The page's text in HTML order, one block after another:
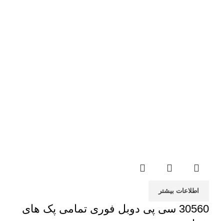
اطلاعات بیشتر
30560 سی پی دوبل فوری تمامی پک های